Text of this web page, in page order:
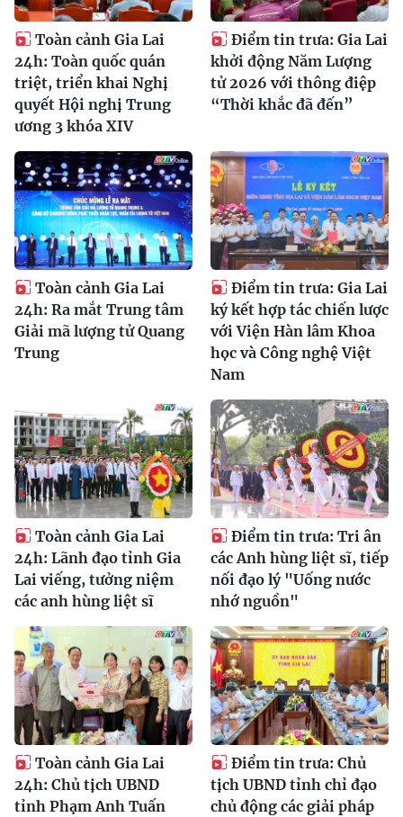
Toàn cảnh Gia Lai
24h: Toàn quốc quán
triệt, triển khai Nghị
quyết Hội nghị Trung
ương 3 khóa XIV
Điểm tin trưa: Gia Lai
khởi động Năm Lượng
tử 2026 với thông điệp
“Thời khắc đã đến”
Toàn cảnh Gia Lai
24h: Ra mắt Trung tâm
Giải mã lượng tử Quang
Trung
Điểm tin trưa: Gia Lai
ký kết hợp tác chiến lược
với Viện Hàn lâm Khoa
học và Công nghệ Việt
Nam
Toàn cảnh Gia Lai
24h: Lãnh đạo tỉnh Gia
Lai viếng, tưởng niệm
các anh hùng liệt sĩ
Điểm tin trưa: Tri ân
các Anh hùng liệt sĩ, tiếp
nối đạo lý "Uống nước
nhớ nguồn"
Toàn cảnh Gia Lai
24h: Chủ tịch UBND
tỉnh Phạm Anh Tuấn
Điểm tin trưa: Chủ
tịch UBND tỉnh chỉ đạo
chủ động các giải pháp